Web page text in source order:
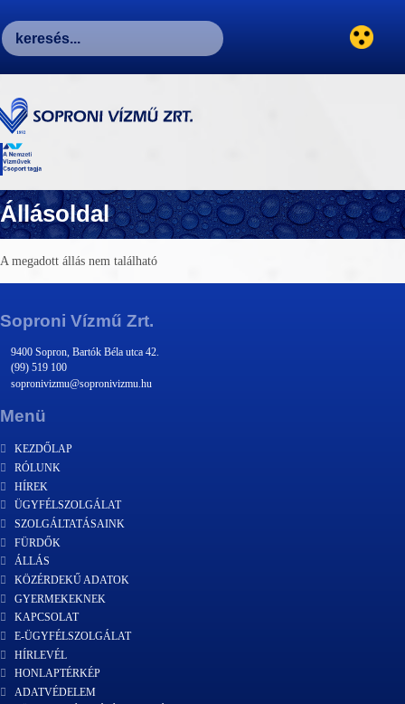
Állásoldal
A megadott állás nem található
Soproni Vízmű Zrt.
9400 Sopron, Bartók Béla utca 42.
(99) 519 100
sopronivizmu@sopronivizmu.hu
Menü
KEZDŐLAP
RÓLUNK
HÍREK
ÜGYFÉLSZOLGÁLAT
SZOLGÁLTATÁSAINK
FÜRDŐK
ÁLLÁS
KÖZÉRDEKŰ ADATOK
GYERMEKEKNEK
KAPCSOLAT
E-ÜGYFÉLSZOLGÁLAT
HÍRLEVÉL
HONLAPTÉRKÉP
ADATVÉDELEM